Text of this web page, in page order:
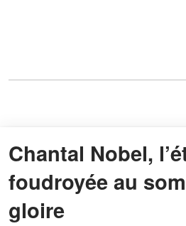
Chantal Nobel,
foudroyée au
gloire